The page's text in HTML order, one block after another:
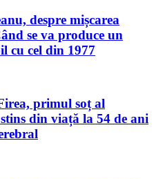
despre mișcarea
se va produce un
cu cel din 1977
primul soț al
din viață la 54 de ani